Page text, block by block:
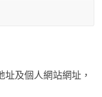
及個人網站網址，